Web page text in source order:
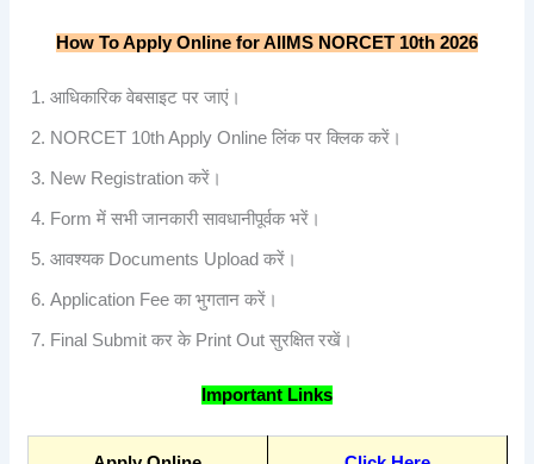
How To Apply Online for AIIMS NORCET 10th 2026
आधिकारिक वेबसाइट पर जाएं।
NORCET 10th Apply Online लिंक पर क्लिक करें।
New Registration करें।
Form में सभी जानकारी सावधानीपूर्वक भरें।
आवश्यक Documents Upload करें।
Application Fee का भुगतान करें।
Final Submit कर के Print Out सुरक्षित रखें।
Important Links